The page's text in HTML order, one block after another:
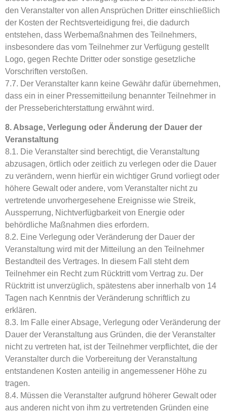
den Veranstalter von allen Ansprüchen Dritter einschließlich
der Kosten der Rechtsverteidigung frei, die dadurch
entstehen, dass Werbemaßnahmen des Teilnehmers,
insbesondere das vom Teilnehmer zur Verfügung gestellt
Logo, gegen Rechte Dritter oder sonstige gesetzliche
Vorschriften verstoßen.
7.7. Der Veranstalter kann keine Gewähr dafür übernehmen,
dass ein in einer Pressemitteilung benannter Teilnehmer in
der Presseberichterstattung erwähnt wird.
8. Absage, Verlegung oder Änderung der Dauer der
Veranstaltung
8.1. Die Veranstalter sind berechtigt, die Veranstaltung
abzusagen, örtlich oder zeitlich zu verlegen oder die Dauer
zu verändern, wenn hierfür ein wichtiger Grund vorliegt oder
höhere Gewalt oder andere, vom Veranstalter nicht zu
vertretende unvorhergesehene Ereignisse wie Streik,
Aussperrung, Nichtverfügbarkeit von Energie oder
behördliche Maßnahmen dies erfordern.
8.2. Eine Verlegung oder Veränderung der Dauer der
Veranstaltung wird mit der Mitteilung an den Teilnehmer
Bestandteil des Vertrages. In diesem Fall steht dem
Teilnehmer ein Recht zum Rücktritt vom Vertrag zu. Der
Rücktritt ist unverzüglich, spätestens aber innerhalb von 14
Tagen nach Kenntnis der Veränderung schriftlich zu
erklären.
8.3. Im Falle einer Absage, Verlegung oder Veränderung der
Dauer der Veranstaltung aus Gründen, die der Veranstalter
nicht zu vertreten hat, ist der Teilnehmer verpflichtet, die der
Veranstalter durch die Vorbereitung der Veranstaltung
entstandenen Kosten anteilig in angemessener Höhe zu
tragen.
8.4. Müssen die Veranstalter aufgrund höherer Gewalt oder
aus anderen nicht von ihm zu vertretenden Gründen eine